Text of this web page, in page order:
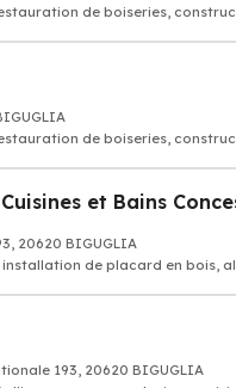
de boiseries,
de boiseries,
20620 BIGUGLIA
de placard en bois,
193, 20620 BIGUGLIA